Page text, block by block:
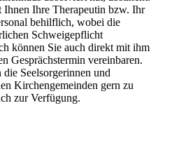
Ihre Therapeutin bzw. Ihr
behilflich, wobei die
Schweigepflicht
können Sie auch direkt mit ihm
Gesprächstermin vereinbaren.
Seelsorgerinnen und
Kirchengemeinden gern zu
zur Verfügung.